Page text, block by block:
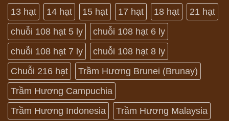
13 hạt 14 hạt 15 hạt 17 hạt 18 hạt
21 hạt
chuỗi 108 hạt 5 ly
chuỗi 108 hạt 6 ly
chuỗi 108 hạt 7 ly
chuỗi 108 hạt 8 ly
Chuỗi 216 hạt
Trầm Hương Brunei (Brunay)
Trầm Hương Campuchia
Trầm Hương Indonesia
Trầm Hương Malaysia